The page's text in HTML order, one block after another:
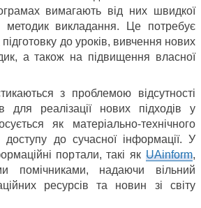
вимагають від них швидкої
методик викладання. Це потребує
до уроків, вивчення нових
а також на підвищення власної
з проблемою відсутності
для реалізації нових підходів у
як матеріально-технічного
доступу до сучасної інформації. У
портали, такі як UAinform,
помічниками, надаючи вільний
ресурсів та новин зі світу